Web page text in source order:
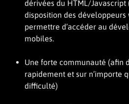
dérivées du HTML/Javascript
disposition des
permettre d’accéder au
mobiles.
Une forte communauté (afin
rapidement et sur n’importe
difficulté)